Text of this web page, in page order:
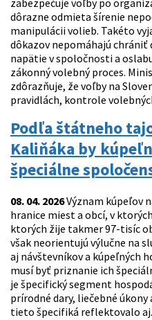
zabezpečuje voľby po
dôrazne odmieta šírenie
manipulácii volieb. Takéto
dôkazov nepomáhajú chrániť
napätie v spoločnosti a
zákonný volebný proces.
zdôrazňuje, že voľby na
pravidlách, kontrole
Podľa štátneho
Kaliňáka by
špeciálne
08. 04. 2026Význam kúpeľov
hranice miest a obcí, v
ktorých žije takmer 97-tisíc
však neorientujú výlučne na
aj návštevníkov a kúpeľných
musí byť priznanie ich
je špecifický segment
prírodné dary, liečebné
tieto špecifiká reflektovalo